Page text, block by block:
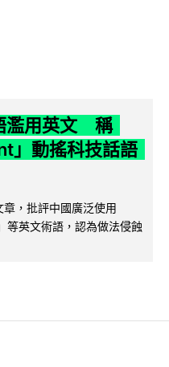
濫用英文 稱
」動搖科技話語
，批評中國廣泛使用
等英文術語，認為做法侵蝕